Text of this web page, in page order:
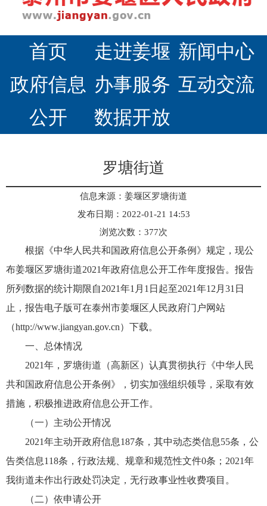
首页 走进姜堰 新闻中心
政府信息
公开
办事服务 互动交流
数据开放
罗塘街道
信息来源：姜堰区罗塘街道
发布日期：2022-01-21 14:53
浏览次数： 377次
根据《中华人民共和国政府信息公开条例》规定，现公
布姜堰区罗塘街道2021年政府信息公开工作年度报告。报告
所列数据的统计期限自2021年1月1日起至2021年12月31日
止，报告电子版可在泰州市姜堰区人民政府门户网站
（http://www.jiangyan.gov.cn）下载。
一、总体情况
2021年，罗塘街道（高新区）认真贯彻执行《中华人民
共和国政府信息公开条例》，切实加强组织领导，采取有效
措施，积极推进政府信息公开工作。
（一）主动公开情况
2021年主动开政府信息187条，其中动态类信息55条，公
告类信息118条，行政法规、规章和规范性文件0条；2021年
我街道未作出行政处罚决定，无行政事业性收费项目。
（二）依申请公开